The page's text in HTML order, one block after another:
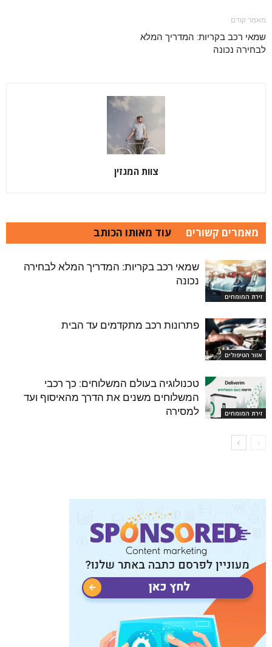
מאמר קודם
שמאי רכב בקריות: המדריך המלא
לבחירה נכונה
צוות המגזין
מאמרים קשורים עוד מאותו הכותב
זירת המומחים
שמאי רכב בקריות: המדריך המלא לבחירה
נכונה
אזור הטיפולים
פתרונות רכב מתקדמים עד הבית
זירת המומחים
טכנולוגיה בעולם המשלוחים: כך רכבי
המשלוחים משנים את הדרך מהאיסוף ועד
למסירה